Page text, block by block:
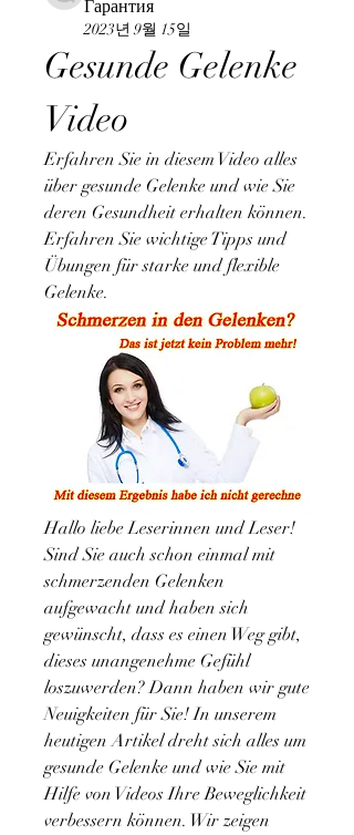
Гарантия
2023년 9월 15일
Gesunde Gelenke
Video
Erfahren Sie in diesem Video alles
über gesunde Gelenke und wie Sie
deren Gesundheit erhalten können.
Erfahren Sie wichtige Tipps und
Übungen für starke und flexible
Gelenke.
Hallo liebe Leserinnen und Leser!
Sind Sie auch schon einmal mit
schmerzenden Gelenken
aufgewacht und haben sich
gewünscht, dass es einen Weg gibt,
dieses unangenehme Gefühl
loszuwerden? Dann haben wir gute
Neuigkeiten für Sie! In unserem
heutigen Artikel dreht sich alles um
gesunde Gelenke und wie Sie mit
Hilfe von Videos Ihre Beweglichkeit
verbessern können. Wir zeigen